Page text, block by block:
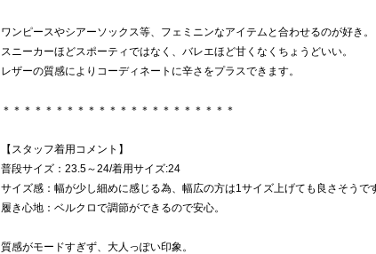
ワンピースやシアーソックス等、フェミニンなアイテムと合わせるのが好き。
スニーカーほどスポーティではなく、バレエほど甘くなくちょうどいい。
レザーの質感によりコーディネートに辛さをプラスできます。
＊＊＊＊＊＊＊＊＊＊＊＊＊＊＊＊＊＊＊＊＊＊
【スタッフ着用コメント】
普段サイズ：23.5～24/着用サイズ:24
サイズ感：幅が少し細めに感じる為、幅広の方は1サイズ上げても良さそうで
履き心地：ベルクロで調節ができるので安心。
質感がモードすぎず、大人っぽい印象。